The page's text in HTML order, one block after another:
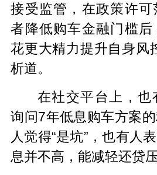
接受监管，在政策许
者降低购车金融门槛
花更大精力提升自身风
析道。
在社交平台上，也
询问7年低息购车方案
人觉得“是坑”，也有人
息并不高，能减轻还贷压